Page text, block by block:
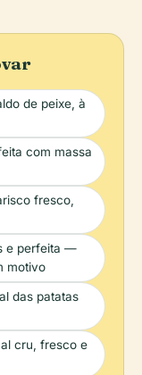
de peixe, à
com massa
fresco,
e perfeita —
motivo
das patatas
cru, fresco e